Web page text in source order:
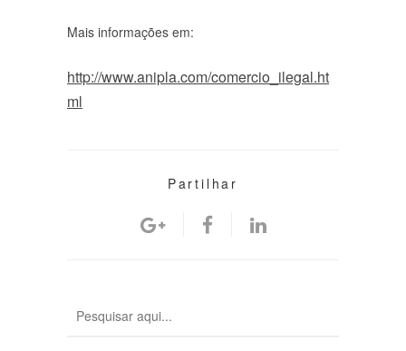
Mais informações em:
http://www.anipla.com/comercio_ilegal.ht
ml
Partilhar